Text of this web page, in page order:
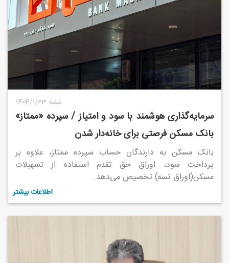
1404/1/23 شنبه
سرمایه‌گذاری هوشمند با سود و امتیاز / سپرده «ممتاز»
بانک مسکن فرصتی برای خانه‌دار شدن
بانک مسکن به دارندگان حساب سپرده ممتاز، علاوه بر
پرداخت سود، اوراق حق تقدم استفاده از تسهیلات
مسکن(اوراق تسه) تخصیص می‌دهد.
اطلاعات بیشتر